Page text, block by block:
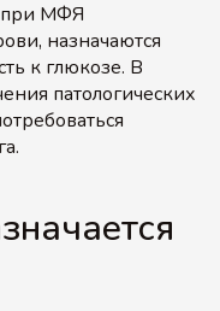
при МФЯ
назначаются
к глюкозе. В
патологических